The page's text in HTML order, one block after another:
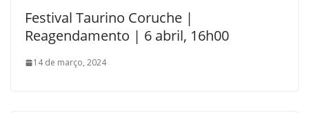
Festival Taurino Coruche |
Reagendamento | 6 abril, 16h00
14 de março, 2024